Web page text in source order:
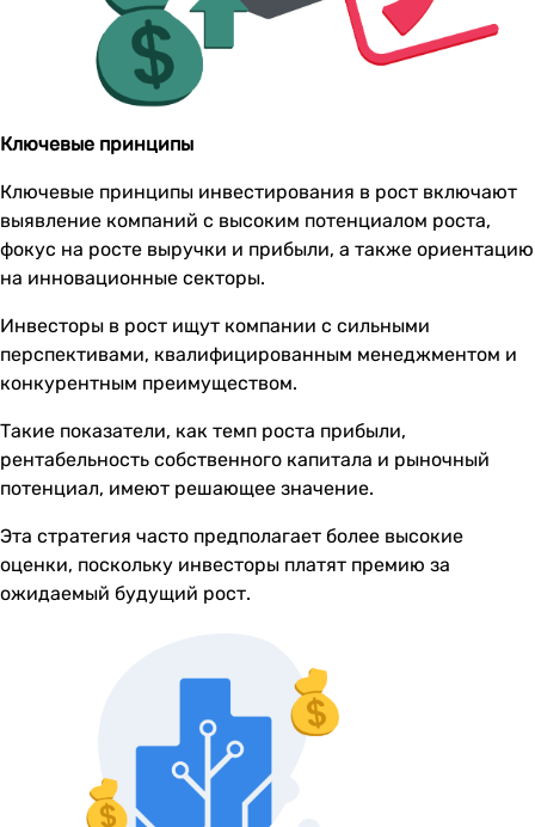
Ключевые принципы
Ключевые принципы инвестирования в рост включают
выявление компаний с высоким потенциалом роста,
фокус на росте выручки и прибыли, а также ориентацию
на инновационные секторы.
Инвесторы в рост ищут компании с сильными
перспективами, квалифицированным менеджментом и
конкурентным преимуществом.
Такие показатели, как темп роста прибыли,
рентабельность собственного капитала и рыночный
потенциал, имеют решающее значение.
Эта стратегия часто предполагает более высокие
оценки, поскольку инвесторы платят премию за
ожидаемый будущий рост.